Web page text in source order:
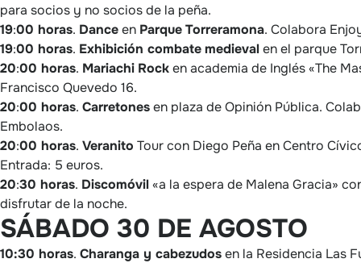
para socios y no socios de la peña.
19:00 horas. Danceen ParqueTorreramona. Colabora
19:00 horas. Exhibición combatemedievalen el parque
20:00 horas. Mariachi Rocken academia de Inglés «The
Francisco Quevedo 16.
20:00 horas. Carretonesen plaza de Opinión Pública.
Embolaos.
20:00 horas. Veranito Tour con Diego Peña en Centro
Entrada: 5 euros.
20:30 horas. Discomóvil«a la espera de Malena Gracia»
disfrutar de la noche.
SÁBADO 30 DE AGOSTO
10:30 horas. Charanga y cabezudosen la Residencia Las